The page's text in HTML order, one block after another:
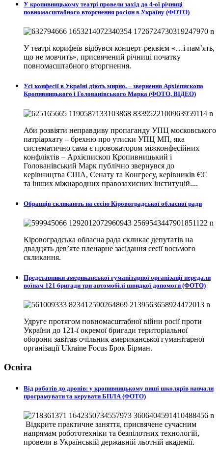
У кропивницькому театрі провели захід до 4-ої річниці
повномасштабного вторгнення росіян в Україну (ФОТО)
У театрі корифеїв відбувся концерт-реквієм «…і пам’ять,
що не мовчить», присвячений річниці початку
повномасштабного вторгнення.
Усі конфесії в Україні діють мирно, – звернення Архієпископа
Кропивницького і Голованівського Марка (ФОТО, ВІДЕО)
Аби розвіяти неправдиву пропаганду УПЦ московського
патріархату – брехню про утиски УПЦ МП, яка
систематично сама є провокатором міжконфесійних
конфліктів – Архієпископ Кропивницький і
Голованівський Марк публічно звернувся до
керівництва США, Сенату та Конгресу, керівників ЄС
та інших міжнародних правозахисних інституцій....
Обранців скликають на сесію Кіровоградської обласної ради
Кіровоградська обласна рада скликає депутатів на
двадцять дев’яте пленарне засідання сесії восьмого
скликання.
Представники американської гуманітарної організації передали
воїнам 121 бригади три автомобілі швидкої допомоги (ФОТО)
Удруге протягом повномасштабної війни росії проти
України до 121-ї окремої бригади територіальної
оборони завітав очільник американської гуманітарної
організації Ukraine Focus Брок Бірман.
Освіта
Від роботів до дронів: у кропивницькому виші школярів навчали
програмувати та керувати БПЛА (ФОТО)
Відкрите практичне заняття, присвячене сучасним
напрямам робототехніки та безпілотних технологій,
провели в Українській державній льотній академії.